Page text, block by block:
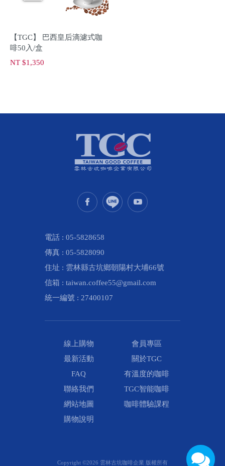
【TGC】 巴西皇后滴濾式咖
啡50入/盒
NT $1,350
電話 : 05-5828658
傳真 : 05-5828090
住址 : 雲林縣古坑鄉朝陽村大埔66號
信箱 : taiwan.coffee55@gmail.com
統一編號 : 27400107
線上購物
會員專區
最新活動
關於TGC
FAQ
有溫度的咖啡
聯絡我們
TGC智能咖啡
網站地圖
咖啡體驗課程
購物說明
Copyright ©2026 雲林古坑咖啡企業 版權所有